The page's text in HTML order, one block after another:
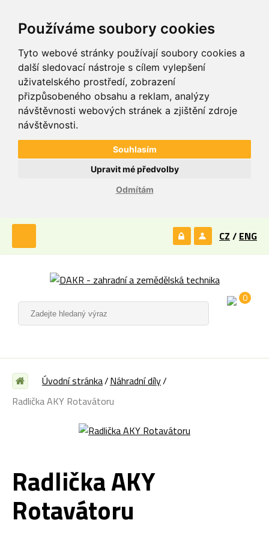
Používáme soubory cookies
Tyto webové stránky používají soubory cookies a
další sledovací nástroje s cílem vylepšení
uživatelského prostředí, zobrazení
přizpůsobeného obsahu a reklam, analýzy
návštěvnosti webových stránek a zjištění zdroje
návštěvnosti.
Souhlasím
Odmítám
Upravit mé předvolby
CZ / ENG
0
Úvodní stránka Náhradní díly
Radlička AKY Rotavátoru
Radlička AKY
Rotavátoru